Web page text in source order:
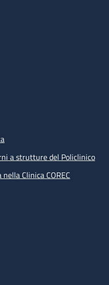
a strutture del Policlinico
Clinica COREC